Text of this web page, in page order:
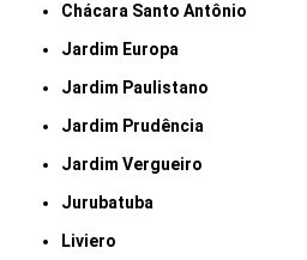
Chácara Santo Antônio
Jardim Europa
Jardim Paulistano
Jardim Prudência
Jardim Vergueiro
Jurubatuba
Liviero